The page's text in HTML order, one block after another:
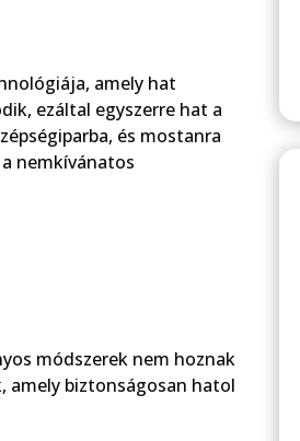
amely hat
ezáltal egyszerre hat a
és mostanra
nemkívánatos
módszerek nem hoznak
amely biztonságosan hatol